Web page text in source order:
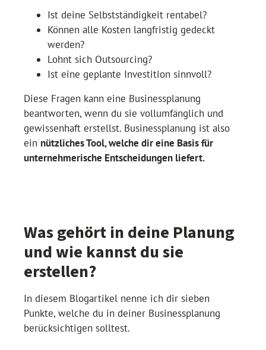
Ist deine Selbstständigkeit rentabel?
Können alle Kosten langfristig gedeckt
werden?
Lohnt sich Outsourcing?
Ist eine geplante Investition sinnvoll?
Diese Fragen kann eine Businessplanung
beantworten, wenn du sie vollumfänglich und
gewissenhaft erstellst. Businessplanung ist also
ein nützliches Tool, welche dir eine Basis für
unternehmerische Entscheidungen liefert.
Was gehört in deine Planung
und wie kannst du sie
erstellen?
In diesem Blogartikel nenne ich dir sieben
Punkte, welche du in deiner Businessplanung
berücksichtigen solltest.